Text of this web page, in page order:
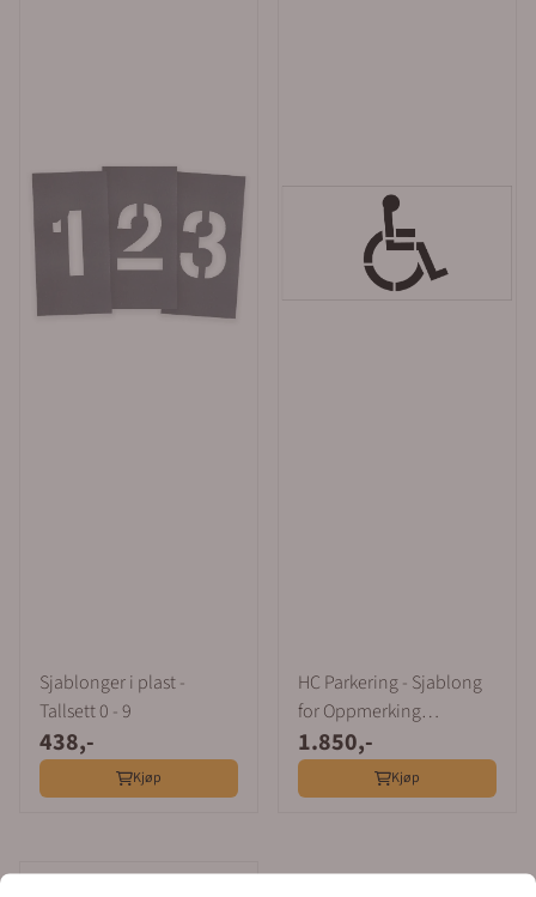
Sjablonger i plast -
Tallsett 0 - 9
438,-
Kjøp
HC Parkering - Sjablong
for Oppmerking
Parkeringsplass
1.850,-
Kjøp